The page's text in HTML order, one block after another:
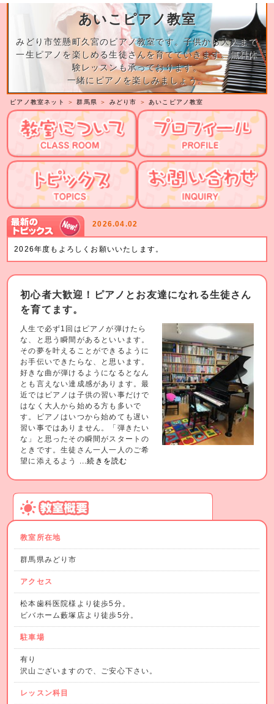
あいこピアノ教室
みどり市笠懸町久宮のピアノ教室です。子供から大人まで
一生ピアノを楽しめる生徒さんを育てていきます。無料体
験レッスンも承っております。
一緒にピアノを楽しみましょう。
ピアノ教室ネット ＞群馬県 ＞ みどり市 ＞ あいこピアノ教室
2026.04.02
2026年度もよろしくお願いいたします。
初心者大歓迎！ピアノとお友達になれる生徒さん
を育てます。
人生で必ず1回はピアノが弾けたら
な、と思う瞬間があるといいます。
その夢を叶えることができるように
お手伝いできたらな、と思います。
好きな曲が弾けるようになるとなん
とも言えない達成感があります。最
近ではピアノは子供の習い事だけで
はなく大人から始める方も多いで
す。ピアノはいつから始めても遅い
習い事ではありません。「弾きたい
な」と思ったその瞬間がスタートの
ときです。生徒さん一人一人のご希
望に添えるよう
...続きを読む
教室所在地
群馬県みどり市
アクセス
松本歯科医院様より徒歩5分。
ビバホーム藪塚店より徒歩5分。
駐車場
有り
沢山ございますので、ご安心下さい。
レッスン科目